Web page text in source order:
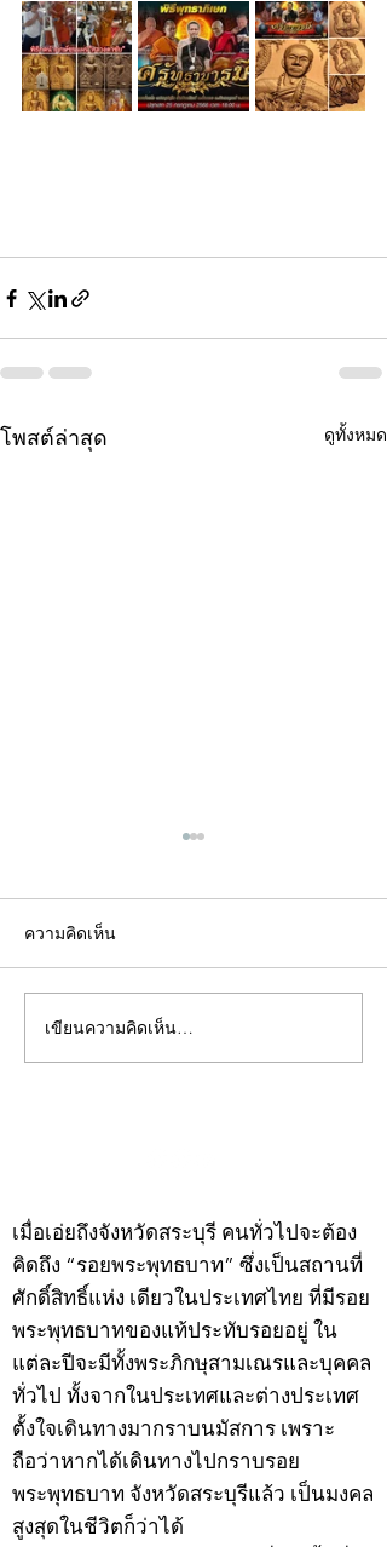
โพสต์ล่าสุด ดูทั้งหมด
คอลัมน์"จับชีพจรวงการ
พระ"ประจำพุธที่ 29
ความคิดเห็น
เขียนความคิดเห็น…
เมื่อเอ่ยถึงจังหวัดสระบุรี คนทั่วไปจะต้อง
คิดถึง “รอยพระพุทธบาท” ซึ่งเป็นสถานที่
ศักดิ์สิทธิ์แห่ง เดียวในประเทศไทย ที่มีรอย
พระพุทธบาทของแท้ประทับรอยอยู่ ใน
แต่ละปีจะมีทั้งพระภิกษุสามเณรและบุคคล
ทั่วไป ทั้งจากในประเทศและต่างประเทศ
ตั้งใจเดินทางมากราบนมัสการ เพราะ
ถือว่าหากได้เดินทางไปกราบรอย
พระพุทธบาท จังหวัดสระบุรีแล้ว เป็นมงคล
สูงสุดในชีวิตก็ว่าได้